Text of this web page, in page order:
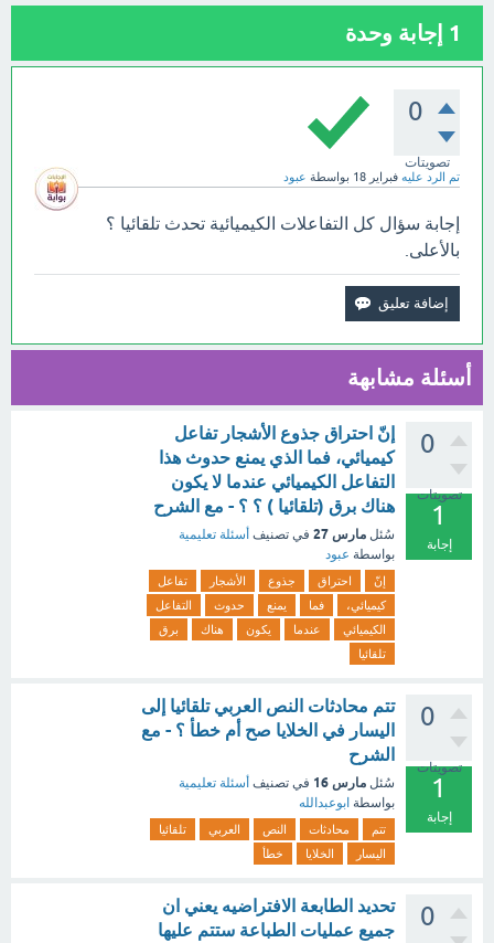
1 إجابة وحدة
0
تصويتات
تم الرد عليه فبراير 18 بواسطة عبود
إجابة سؤال كل التفاعلات الكيميائية تحدث تلقائيا ؟
بالأعلى.
أسئلة مشابهة
0
تصويتات
1
إجابة
إنّ احتراق جذوع الأشجار تفاعل
كيميائي، فما الذي يمنع حدوث هذا
التفاعل الكيميائي عندما لا يكون
هناك برق (تلقائيا ) ؟ ؟ - مع الشرح
سُئل مارس 27 في تصنيف أسئلة تعليمية
بواسطة عبود
إنّ احتراق جذوع الأشجار
تفاعل
كيميائي،
فما يمنع حدوث
التفاعل
الكيميائي
عندما يكون هناك
برق
تلقائيا
0
تصويتات
1
إجابة
تتم محادثات النص العربي تلقائيا إلى
اليسار في الخلايا صح أم خطأ ؟ - مع
الشرح
سُئل مارس 16 في تصنيف أسئلة تعليمية
بواسطة ابوعبدالله
تتم محادثات النص العربي
تلقائيا
اليسار
الخلايا خطأ
0
تحديد الطابعة الافتراضيه يعني ان
جميع عمليات الطباعة ستتم عليها